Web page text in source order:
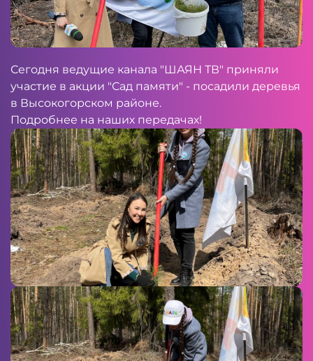
Сегодня ведущие канала "ШАЯН ТВ" приняли
участие в акции "Сад памяти" - посадили деревья
в Высокогорском районе.
Подробнее на наших передачах!